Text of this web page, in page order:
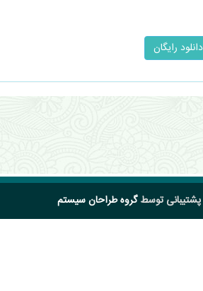
توسطگروه طراحان سیستم